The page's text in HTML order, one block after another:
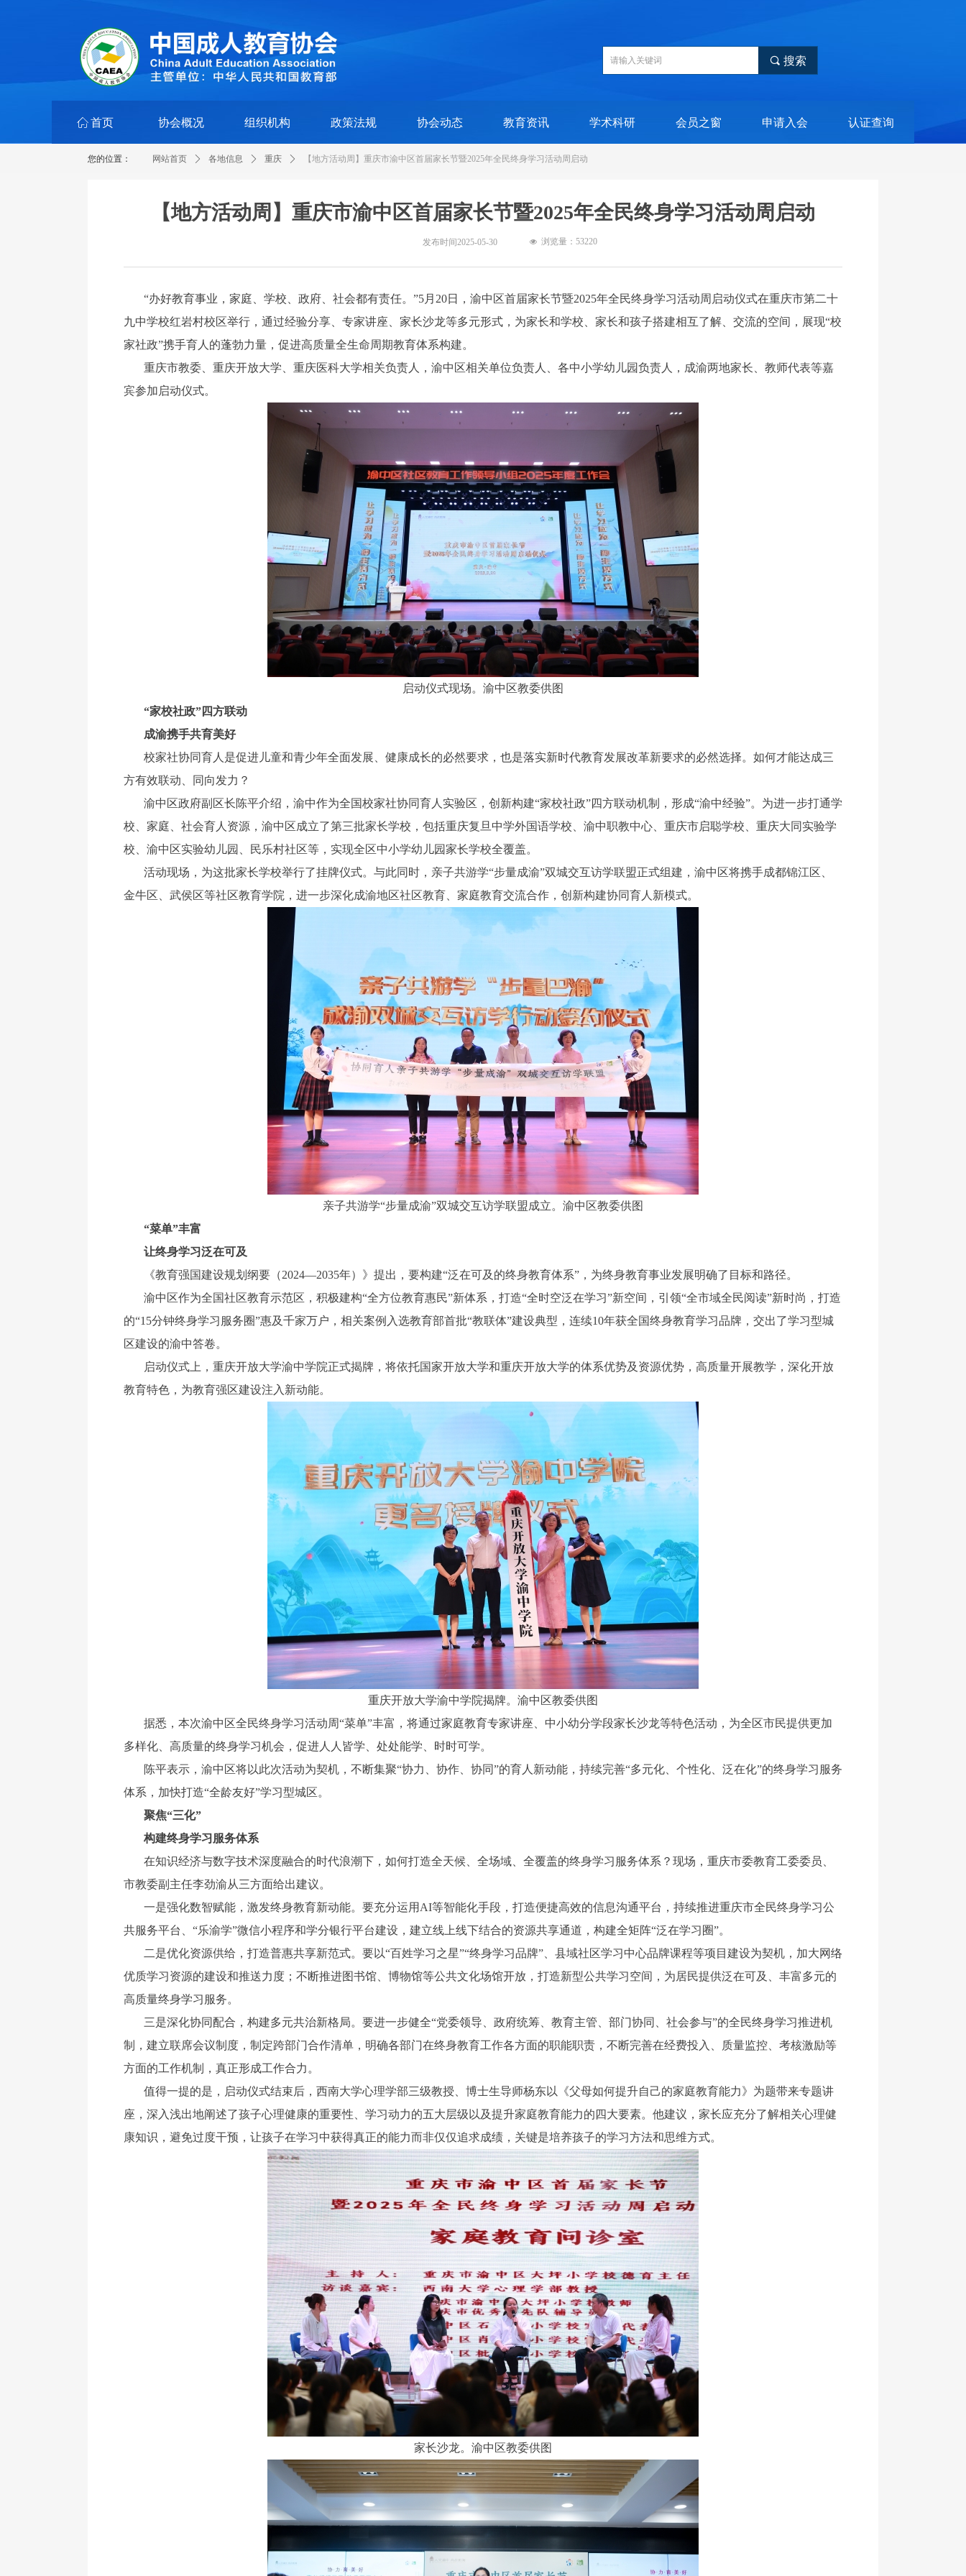
끠 搜索
ꀇ 首页 协会概况 组织机构 政策法规 协会动态 教育资讯 学术科研 会员之窗 申请入会 认证查询
网站首页 ꄲ 各地信息 ꄲ 重庆 ꄲ 【地方活动周】重庆市渝中区首届家长节暨2025年全民终身学习活动周启动
您的位置：
【地方活动周】重庆市渝中区首届家长节暨2025年全民终身学习活动周启动
发布时间2025-05-30 넶 浏览量：53220
“办好教育事业，家庭、学校、政府、社会都有责任。”5月20日，渝中区首届家长节暨2025年全民终身学习活动周启动仪式在重庆市第二十
九中学校红岩村校区举行，通过经验分享、专家讲座、家长沙龙等多元形式，为家长和学校、家长和孩子搭建相互了解、交流的空间，展现“校
家社政”携手育人的蓬勃力量，促进高质量全生命周期教育体系构建。
重庆市教委、重庆开放大学、重庆医科大学相关负责人，渝中区相关单位负责人、各中小学幼儿园负责人，成渝两地家长、教师代表等嘉
宾参加启动仪式。
启动仪式现场。渝中区教委供图
“家校社政”四方联动
成渝携手共育美好
校家社协同育人是促进儿童和青少年全面发展、健康成长的必然要求，也是落实新时代教育发展改革新要求的必然选择。如何才能达成三
方有效联动、同向发力？
渝中区政府副区长陈平介绍，渝中作为全国校家社协同育人实验区，创新构建“家校社政”四方联动机制，形成“渝中经验”。为进一步打通学
校、家庭、社会育人资源，渝中区成立了第三批家长学校，包括重庆复旦中学外国语学校、渝中职教中心、重庆市启聪学校、重庆大同实验学
校、渝中区实验幼儿园、民乐村社区等，实现全区中小学幼儿园家长学校全覆盖。
活动现场，为这批家长学校举行了挂牌仪式。与此同时，亲子共游学“步量成渝”双城交互访学联盟正式组建，渝中区将携手成都锦江区、
金牛区、武侯区等社区教育学院，进一步深化成渝地区社区教育、家庭教育交流合作，创新构建协同育人新模式。
亲子共游学“步量成渝”双城交互访学联盟成立。渝中区教委供图
“菜单”丰富
让终身学习泛在可及
《教育强国建设规划纲要（2024—2035年）》提出，要构建“泛在可及的终身教育体系”，为终身教育事业发展明确了目标和路径。
渝中区作为全国社区教育示范区，积极建构“全方位教育惠民”新体系，打造“全时空泛在学习”新空间，引领“全市域全民阅读”新时尚，打造
的“15分钟终身学习服务圈”惠及千家万户，相关案例入选教育部首批“教联体”建设典型，连续10年获全国终身教育学习品牌，交出了学习型城
区建设的渝中答卷。
启动仪式上，重庆开放大学渝中学院正式揭牌，将依托国家开放大学和重庆开放大学的体系优势及资源优势，高质量开展教学，深化开放
教育特色，为教育强区建设注入新动能。
重庆开放大学渝中学院揭牌。渝中区教委供图
据悉，本次渝中区全民终身学习活动周“菜单”丰富，将通过家庭教育专家讲座、中小幼分学段家长沙龙等特色活动，为全区市民提供更加
多样化、高质量的终身学习机会，促进人人皆学、处处能学、时时可学。
陈平表示，渝中区将以此次活动为契机，不断集聚“协力、协作、协同”的育人新动能，持续完善“多元化、个性化、泛在化”的终身学习服务
体系，加快打造“全龄友好”学习型城区。
聚焦“三化”
构建终身学习服务体系
在知识经济与数字技术深度融合的时代浪潮下，如何打造全天候、全场域、全覆盖的终身学习服务体系？现场，重庆市委教育工委委员、
市教委副主任李劲渝从三方面给出建议。
一是强化数智赋能，激发终身教育新动能。要充分运用AI等智能化手段，打造便捷高效的信息沟通平台，持续推进重庆市全民终身学习公
共服务平台、“乐渝学”微信小程序和学分银行平台建设，建立线上线下结合的资源共享通道，构建全矩阵“泛在学习圈”。
二是优化资源供给，打造普惠共享新范式。要以“百姓学习之星”“终身学习品牌”、县域社区学习中心品牌课程等项目建设为契机，加大网络
优质学习资源的建设和推送力度；不断推进图书馆、博物馆等公共文化场馆开放，打造新型公共学习空间，为居民提供泛在可及、丰富多元的
高质量终身学习服务。
三是深化协同配合，构建多元共治新格局。要进一步健全“党委领导、政府统筹、教育主管、部门协同、社会参与”的全民终身学习推进机
制，建立联席会议制度，制定跨部门合作清单，明确各部门在终身教育工作各方面的职能职责，不断完善在经费投入、质量监控、考核激励等
方面的工作机制，真正形成工作合力。
值得一提的是，启动仪式结束后，西南大学心理学部三级教授、博士生导师杨东以《父母如何提升自己的家庭教育能力》为题带来专题讲
座，深入浅出地阐述了孩子心理健康的重要性、学习动力的五大层级以及提升家庭教育能力的四大要素。他建议，家长应充分了解相关心理健
康知识，避免过度干预，让孩子在学习中获得真正的能力而非仅仅追求成绩，关键是培养孩子的学习方法和思维方式。
家长沙龙。渝中区教委供图